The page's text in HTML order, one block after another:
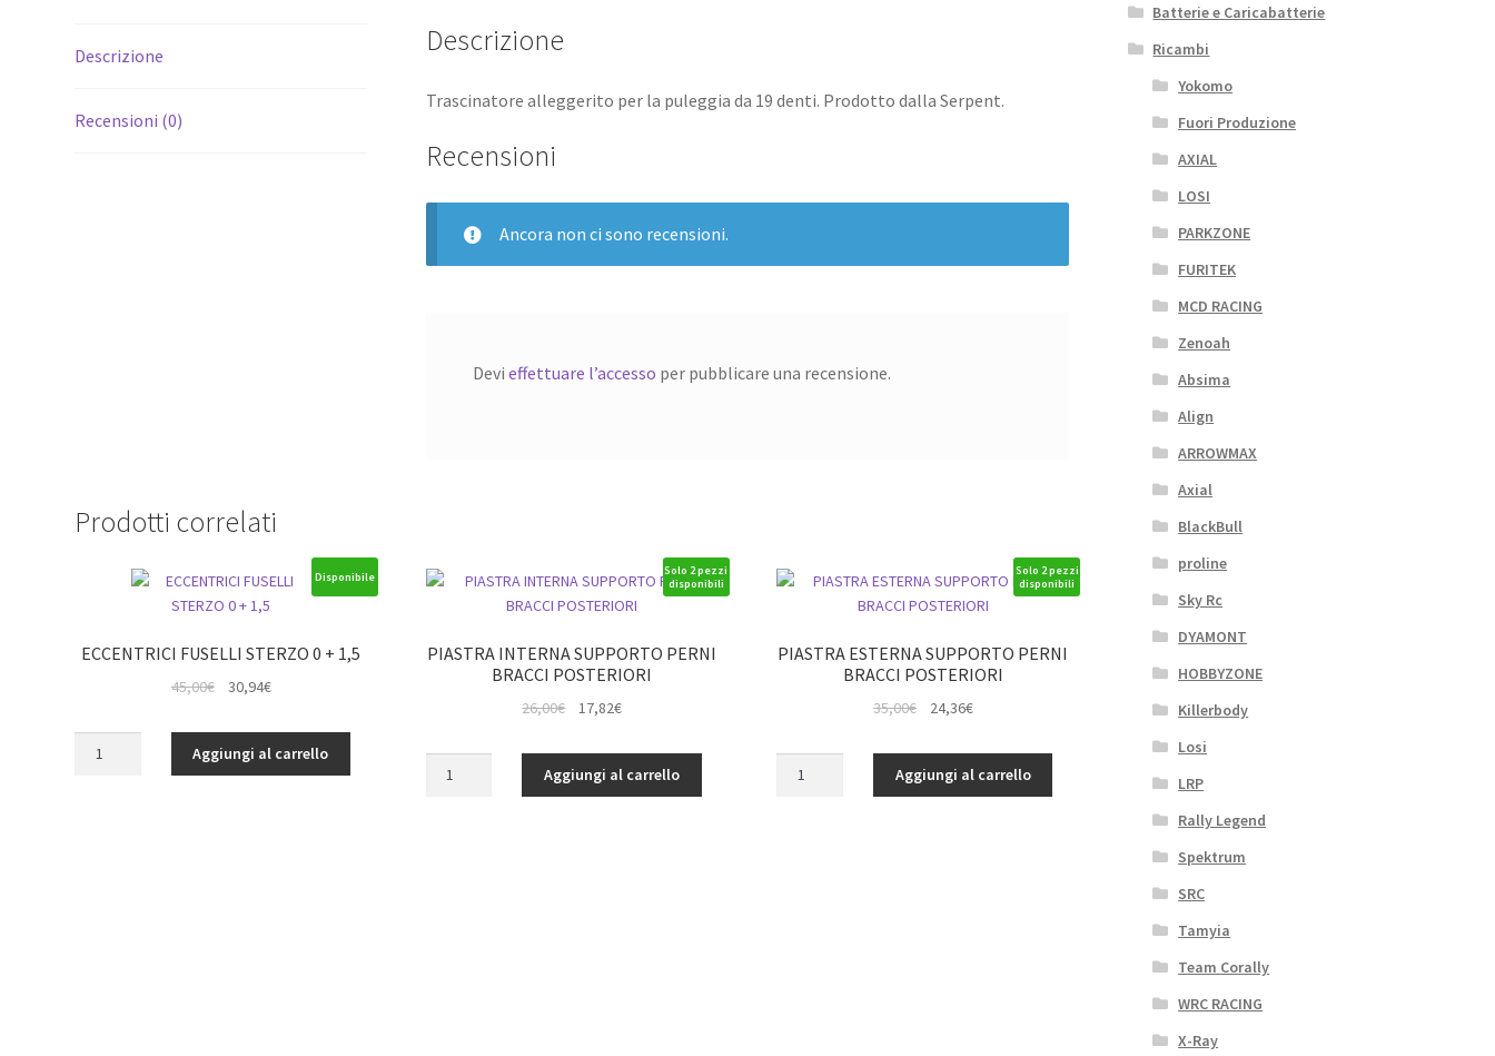
Descrizione
Recensioni (0)
Descrizione
Trascinatore alleggerito per la puleggia da 19 denti. Prodotto dalla Serpent.
Recensioni
Ancora non ci sono recensioni.
Devi effettuare l’accesso per pubblicare una recensione.
Prodotti correlati
Disponibile
ECCENTRICI FUSELLI STERZO 0 + 1,5
45,00€
originale
era:
30,94€Il
attuale
è:
Aggiungi al carrello
Solo 2 pezzi
disponibili
PIASTRA INTERNA SUPPORTO PERNI
BRACCI POSTERIORI
26,00€
originale
era:
17,82€Il
attuale
è:
Aggiungi al carrello
Solo 2 pezzi
disponibili
PIASTRA ESTERNA SUPPORTO PERNI
BRACCI POSTERIORI
35,00€
originale
era:
24,36€Il
attuale
è:
Aggiungi al carrello
Batterie e Caricabatterie
Ricambi
Yokomo
Fuori Produzione
AXIAL
LOSI
PARKZONE
FURITEK
MCD RACING
Zenoah
Absima
Align
ARROWMAX
Axial
BlackBull
proline
Sky Rc
DYAMONT
HOBBYZONE
Killerbody
Losi
LRP
Rally Legend
Spektrum
SRC
Tamyia
Team Corally
WRC RACING
X-Ray